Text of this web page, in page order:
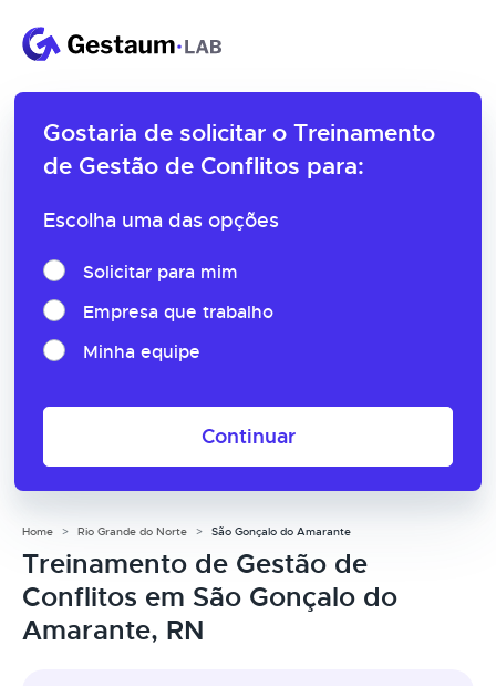
Gostaria de solicitar o Treinamento
de Gestão de Conflitos para:
Escolha uma das opções
Solicitar para mim
Empresa que trabalho
Minha equipe
Continuar
Home Rio Grande do Norte São Gonçalo do Amarante
Treinamento de Gestão de
Conflitos em São Gonçalo do
Amarante, RN